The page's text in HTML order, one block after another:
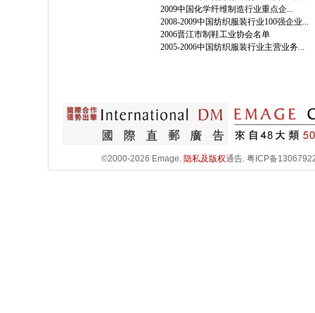
2009中国化学纤维制造行业重点企...
2008-2009中国纺织服装行业100强企业...
2006晋江市制鞋工业协会名单
2005-2006中国纺织服装行业主营业务...
©2000-2026 Emage. 隐私及版权通告. 粤ICP备